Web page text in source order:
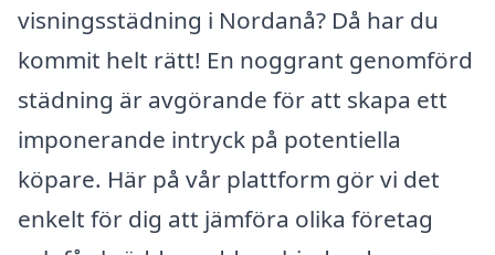
visningsstädning i Nordanå? Då har du
kommit helt rätt! En noggrant genomförd
städning är avgörande för att skapa ett
imponerande intryck på potentiella
köpare. Här på vår plattform gör vi det
enkelt för dig att jämföra olika företag